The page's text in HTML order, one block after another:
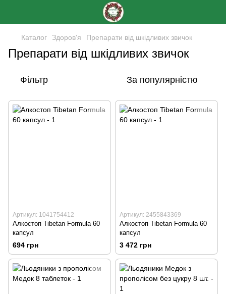
Каталог Здоров'я Препарати від шкідливих звичок
Препарати від шкідливих звичок
Фільтр За популярністю
Артикул: 1041754412
Алкостоп Tibetan Formula 60
капсул
694 грн
Артикул: 2455843369
Алкостоп Tibetan Formula 60
капсул
3 472 грн